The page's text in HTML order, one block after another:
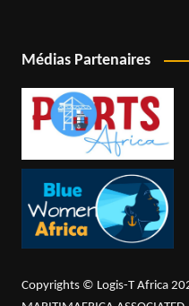
Médias Partenaires
Copyrights © Logis-T Africa